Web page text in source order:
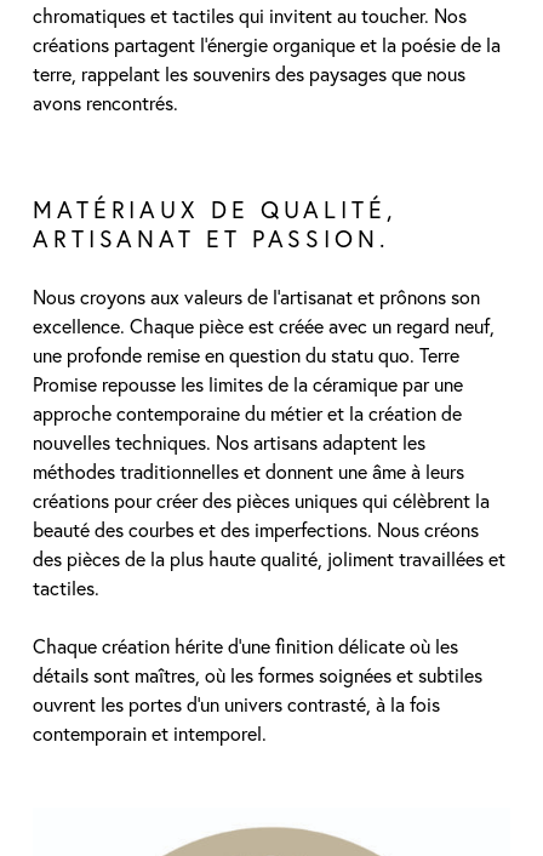
chromatiques et tactiles qui invitent au toucher. Nos
créations partagent l’énergie organique et la poésie de la
terre, rappelant les souvenirs des paysages que nous
avons rencontrés.
MATÉRIAUX DE QUALITÉ,
ARTISANAT ET PASSION.
Nous croyons aux valeurs de l’artisanat et prônons son
excellence. Chaque pièce est créée avec un regard neuf,
une profonde remise en question du statu quo. Terre
Promise repousse les limites de la céramique par une
approche contemporaine du métier et la création de
nouvelles techniques. Nos artisans adaptent les
méthodes traditionnelles et donnent une âme à leurs
créations pour créer des pièces uniques qui célèbrent la
beauté des courbes et des imperfections. Nous créons
des pièces de la plus haute qualité, joliment travaillées et
tactiles.
Chaque création hérite d’une finition délicate où les
détails sont maîtres, où les formes soignées et subtiles
ouvrent les portes d’un univers contrasté, à la fois
contemporain et intemporel.